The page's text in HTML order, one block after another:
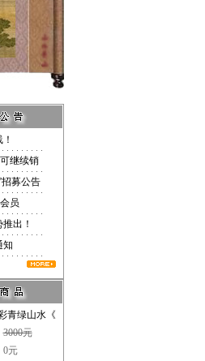
继续销
募公告
员
出！
知
青绿山水《
3000元
元